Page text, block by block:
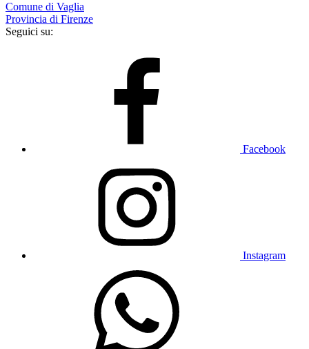
Comune di Vaglia
Provincia di Firenze
Seguici su:
Facebook
Instagram